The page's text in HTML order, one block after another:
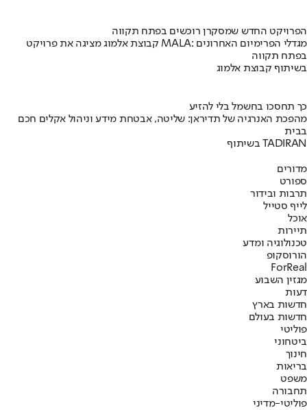
הפרויקט החדש שמסקרן רוכשים בפתח תקווה
קבוצת אלמוג מציגה את פרויקט MALA: מגדלי הפרימיום האחרונים
בפתח תקווה
בשיתוף קבוצת אלמוג
כך תחסכו בחשמל בלי להזיע
מהפכת האנרגיה של תדיראן: שליטה, אבטחת מידע וניהול אקלים חכם
בבית
בשיתוף TADIRAN
מדורים
ספורט
תרבות ובידור
לייף סטייל
אוכל
תיירות
טכנולוגיה ומדע
הורוסקופ
ForReal
מגזין השבוע
דעות
חדשות בארץ
חדשות בעולם
פוליטי
ביטחוני
חינוך
בריאות
משפט
תחבורה
פוליטי-מדיני